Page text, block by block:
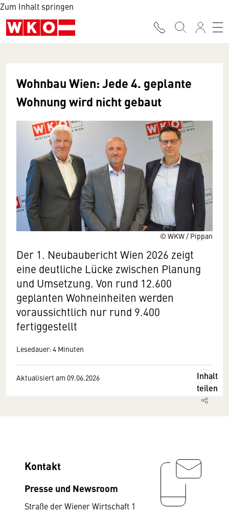
Zum Inhalt springen
© WKW / Pippan
Wohnbau Wien: Jede 4. geplante
Wohnung wird nicht gebaut
Der 1. Neubaubericht Wien 2026 zeigt
eine deutliche Lücke zwischen Planung
und Umsetzung. Von rund 12.600
geplanten Wohneinheiten werden
voraussichtlich nur rund 9.400
fertiggestellt
Lesedauer: 4 Minuten
Aktualisiert am 09.06.2026
Inhalt
teilen
Kontakt
Presse und Newsroom
Straße der Wiener Wirtschaft 1